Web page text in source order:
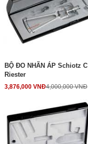
BỘ ĐO NHÃN ÁP Schiotz C
Riester
3,876,000 VNĐ4,000,000 VNĐ